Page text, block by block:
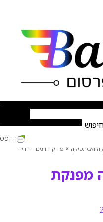
ואסתטיקה » פדיקור דגים – חוויה
מפנקת
הדפס